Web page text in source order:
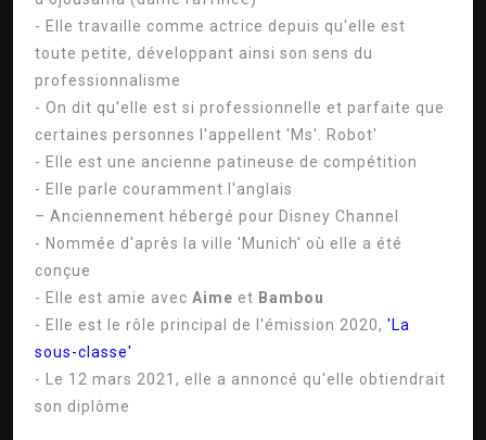
- Elle travaille comme actrice depuis qu'elle est
toute petite, développant ainsi son sens du
professionnalisme
- On dit qu'elle est si professionnelle et parfaite que
certaines personnes l'appellent 'Ms'. Robot'
- Elle est une ancienne patineuse de compétition
- Elle parle couramment l'anglais
– Anciennement hébergé pour Disney Channel
- Nommée d'après la ville 'Munich' où elle a été
conçue
- Elle est amie avec Aime et Bambou
- Elle est le rôle principal de l'émission 2020, 'La
sous-classe'
- Le 12 mars 2021, elle a annoncé qu'elle obtiendrait
son diplôme